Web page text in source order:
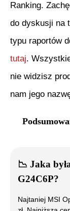
Ranking.
do dyskusji na
typu raportów
tutaj.
nie widzisz
nam jego
📉 Jaka
G24C6P?
Najtaniej MSI